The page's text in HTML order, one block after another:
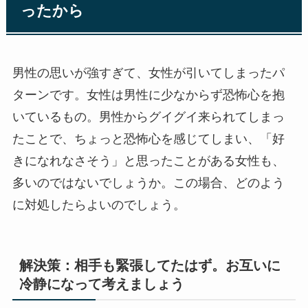
ったから
男性の思いが強すぎて、女性が引いてしまったパ
ターンです。女性は男性に少なからず恐怖心を抱
いているもの。男性からグイグイ来られてしまっ
たことで、ちょっと恐怖心を感じてしまい、「好
きになれなさそう」と思ったことがある女性も、
多いのではないでしょうか。この場合、どのよう
に対処したらよいのでしょう。
解決策：相手も緊張してたはず。お互いに
冷静になって考えましょう